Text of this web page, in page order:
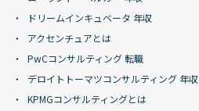
ドリームインキュベータ 年収
アクセンチュアとは
PwCコンサルティング 転職
デロイトトーマツコンサルティング 年収
KPMGコンサルティングとは